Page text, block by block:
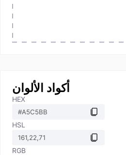
أكواد الألوان
HEX
HSL
RGB